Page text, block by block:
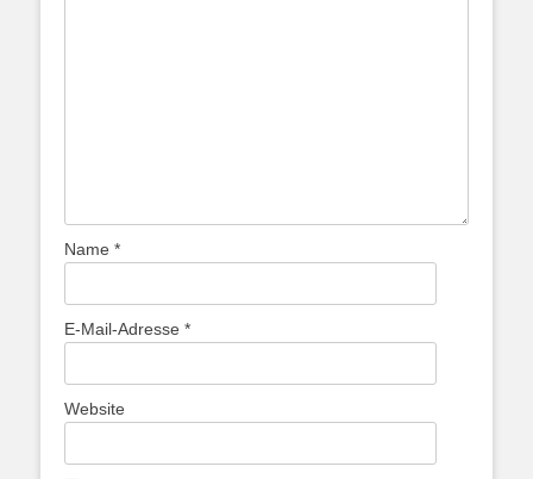
Name *
E-Mail-Adresse *
Website